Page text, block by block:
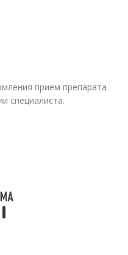
прием препарата
специалиста.